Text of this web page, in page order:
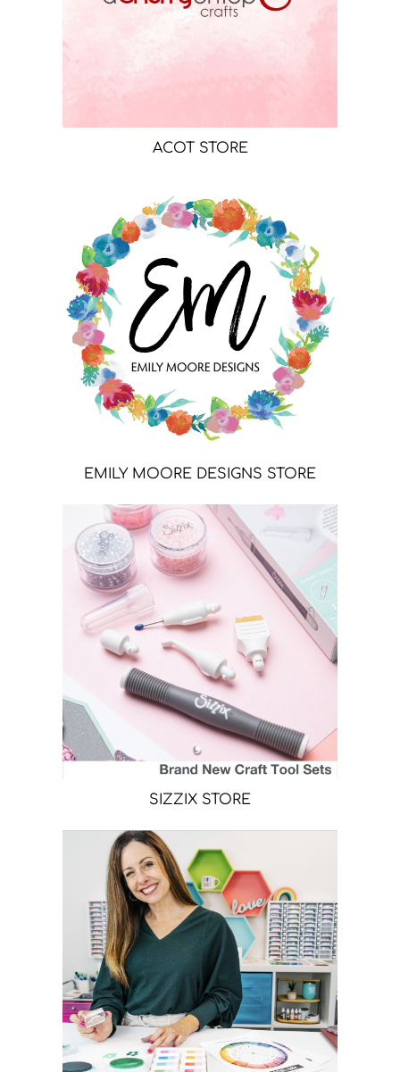
ACOT STORE
EMILY MOORE DESIGNS STORE
SIZZIX STORE